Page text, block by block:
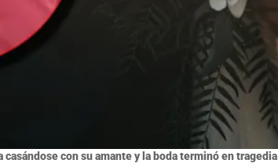
casándose con su amante y la boda terminó en tragedia